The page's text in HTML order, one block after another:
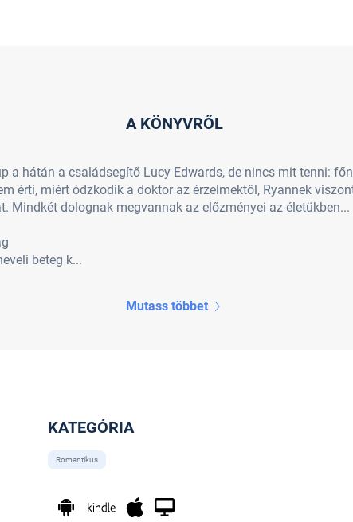
A KÖNYVRŐL
a hátán a családsegítő Lucy Edwards, de nincs mit tenni:
érti, miért ódzkodik a doktor az érzelmektől, Ryannek
Mindkét dolognak megvannak az előzményei az életükben...
beteg k...
Mutass többet
KATEGÓRIA
Romantikus